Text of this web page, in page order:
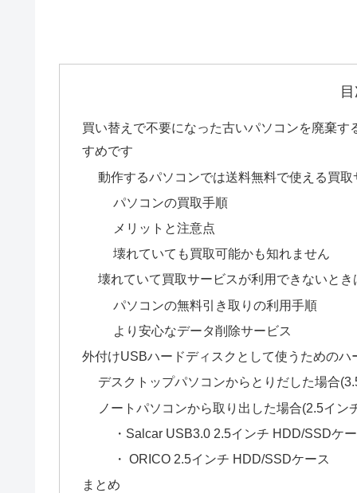
買い替えで不要になった古いパソコンを廃棄
すめです
動作するパソコンでは送料無料で使える買
パソコンの買取手順
メリットと注意点
壊れていても買取可能かも知れません
壊れていて買取サービスが利用できないと
パソコンの無料引き取りの利用手順
より安心なデータ削除サービス
外付けUSBハードディスクとして使うためのハ
デスクトップパソコンからとりだした場合
ノートパソコンから取り出した場合(2.5イン
・Salcar USB3.0 2.5インチ HDD/SSDケ
・ ORICO 2.5インチ HDD/SSDケース
まとめ